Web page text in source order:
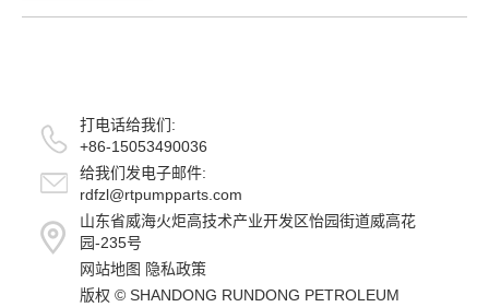
打电话给我们:
+86-15053490036
给我们发电子邮件:
rdfzl@rtpumpparts.com
山东省威海火炬高技术产业开发区怡园街道威高花
园-235号
网站地图 隐私政策
版权 © SHANDONG RUNDONG PETROLEUM